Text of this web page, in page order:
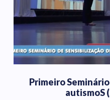
Primeiro
autismoS